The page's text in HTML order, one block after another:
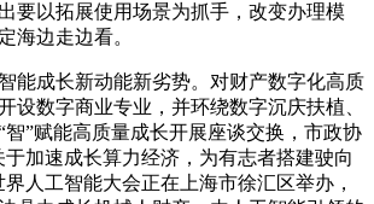
要以拓展使用场景为抓手，改变办理模
海边走边看。
成长新动能新劣势。对财产数字化高质
设数字商业专业，并环绕数字沉庆扶植、
”赋能高质量成长开展座谈交换，市政协
加速成长算力经济，为有志者搭建驶向
人工智能大会正在上海市徐汇区举办，